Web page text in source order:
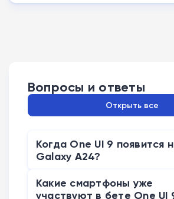
Вопросы и ответы
Открыть все
Когда One UI 9 появится
Galaxy A24?
Сборка One UI 9 для Galaxy
номером A245FXXUCGZF4
Какие смартфоны уже
участвуют в бете One UI